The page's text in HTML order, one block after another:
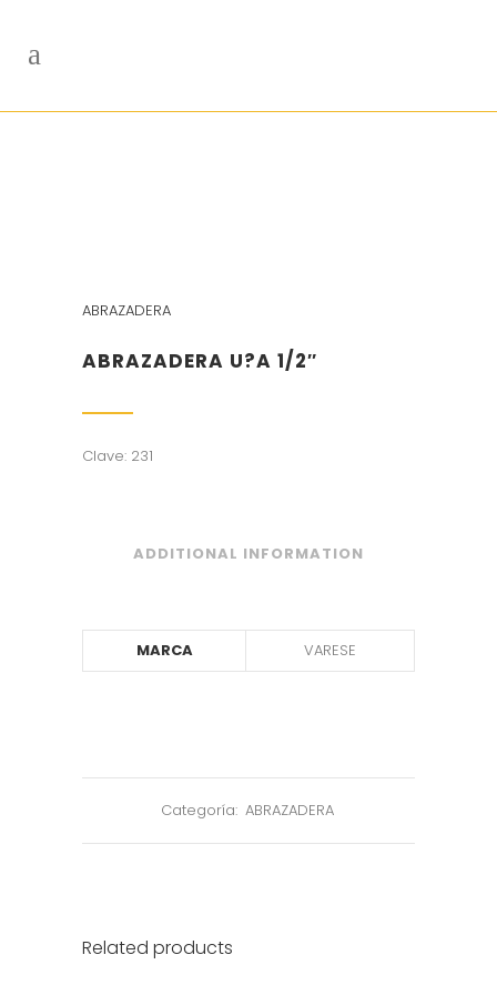
ABRAZADERA
ABRAZADERA U?A 1/2″
Clave: 231
ADDITIONAL INFORMATION
MARCA VARESE
Categoría: ABRAZADERA
Related products